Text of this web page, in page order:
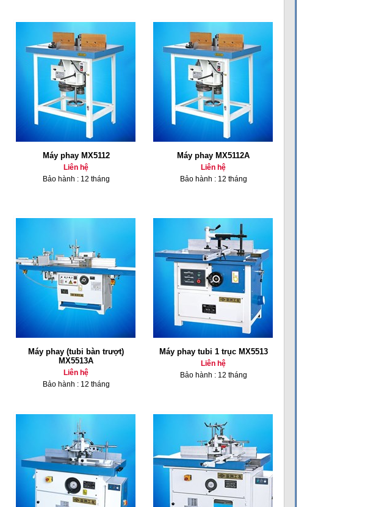
Máy phay MX5112
Liên hệ
Bảo hành : 12 tháng
Máy phay MX5112A
Liên hệ
Bảo hành : 12 tháng
Máy phay (tubi bàn trượt)
MX5513A
Liên hệ
Bảo hành : 12 tháng
Máy phay tubi 1 trục MX5513
Liên hệ
Bảo hành : 12 tháng